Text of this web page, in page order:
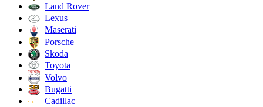
Land Rover
Lexus
Maserati
Porsche
Skoda
Toyota
Volvo
Bugatti
Cadillac